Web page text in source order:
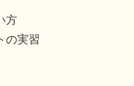
方
の実習